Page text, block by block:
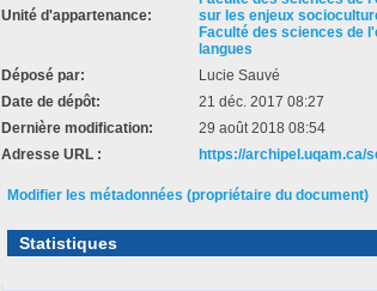
Unité d'appartenance:
sur les enjeux
Faculté des sciences de
langues
Déposé par:
Lucie Sauvé
Date de dépôt:
21 déc. 2017 08:27
Dernière modification:
29 août 2018 08:54
Adresse URL :
https://archipel.uqam.ca/
Modifier les métadonnées (propriétaire du document)
Statistiques